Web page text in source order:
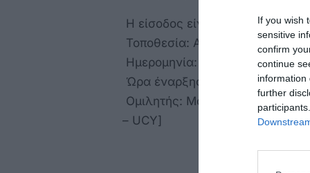
If you wish
sensitive
confirm
continue
information
further
Η είσοδος είναι ελεύθερη.
Τοποθεσία: Αίθουσα
Ημερομηνία: Τρίτη 12
Ώρα έναρξης: 19:30
Ομιλητής: Μανόλης Κρητικός[
– UCY]